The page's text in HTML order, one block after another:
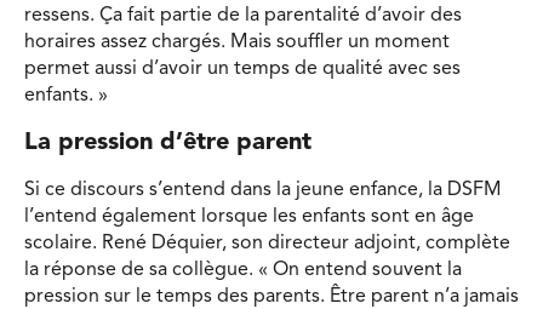
ressens. Ça fait partie de la parentalité d’avoir des
horaires assez chargés. Mais souffler un moment
permet aussi d’avoir un temps de qualité avec ses
enfants. »
La pression d’être parent
Si ce discours s’entend dans la jeune enfance, la DSFM
l’entend également lorsque les enfants sont en âge
scolaire. René Déquier, son directeur adjoint, complète
la réponse de sa collègue. « On entend souvent la
pression sur le temps des parents. Être parent n’a jamais